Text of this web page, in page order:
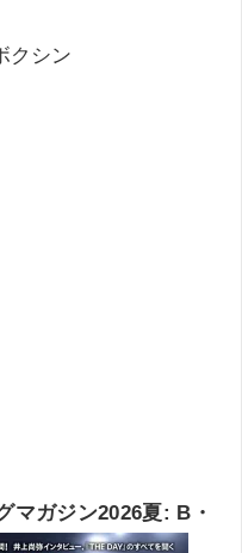
クシン
マガジン2026夏: B・